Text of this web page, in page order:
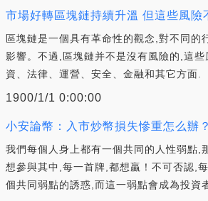
市場好轉區塊鏈持續升溫 但這些風險
區塊鏈是一個具有革命性的觀念,對不同的
影響。不過,區塊鏈并不是沒有風險的,這
資、法律、運營、安全、金融和其它方面.
1900/1/1 0:00:00
小安論幣：入市炒幣損失慘重怎么辦
我們每個人身上都有一個共同的人性弱點,
想參與其中,每一首牌,都想贏！不可否認,
個共同弱點的誘惑,而這一弱點會成為投資